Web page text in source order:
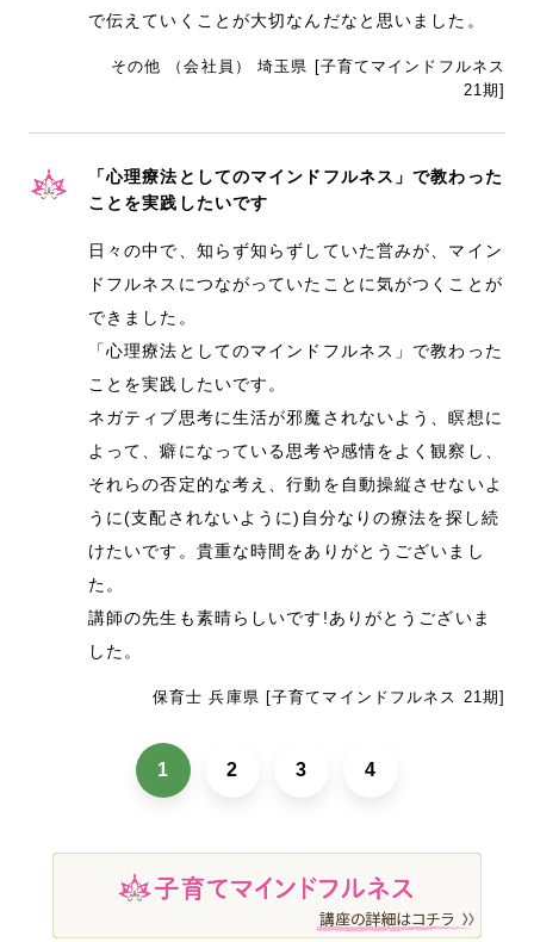
で伝えていくことが大切なんだなと思いました。
その他 （会社員） 埼玉県 [子育てマインドフルネス
21期]
「心理療法としてのマインドフルネス」で教わった
ことを実践したいです
日々の中で、知らず知らずしていた営みが、マイン
ドフルネスにつながっていたことに気がつくことが
できました。
「心理療法としてのマインドフルネス」で教わった
ことを実践したいです。
ネガティブ思考に生活が邪魔されないよう、瞑想に
よって、癖になっている思考や感情をよく観察し、
それらの否定的な考え、行動を自動操縦させないよ
うに(支配されないように)自分なりの療法を探し続
けたいです。貴重な時間をありがとうございまし
た。
講師の先生も素晴らしいです!ありがとうございま
した。
保育士 兵庫県 [子育てマインドフルネス 21期]
1 2 3 4